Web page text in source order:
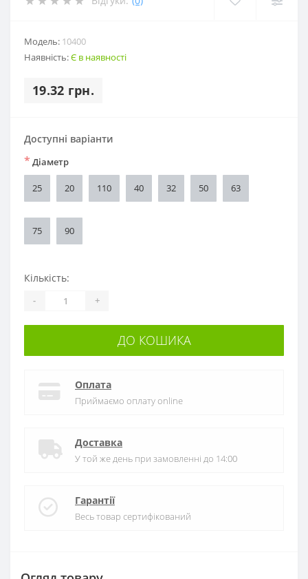
Модель: 10400
Наявність:Є в наявності
19.32 грн.
Доступні варіанти
* Діаметр
25 20 110 40 32 50 63
75 90
Кількість:
- +
ДО КОШИКА
Оплата
Приймаємо оплату online
Доставка
У той же день при замовленні до 14:00
Гарантії
Весь товар сертифікований